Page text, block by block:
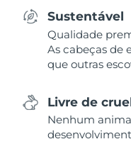
Sustentável
Qualidade
As cabeças de
que outras
Livre de
Nenhum